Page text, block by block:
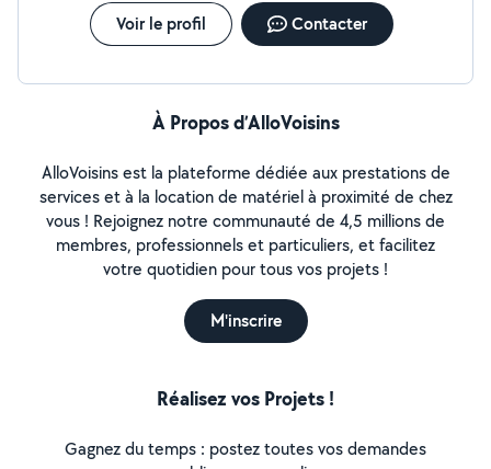
Voir le profil Contacter
À Propos d’AlloVoisins
AlloVoisins est la plateforme dédiée aux prestations de
services et à la location de matériel à proximité de chez
vous ! Rejoignez notre communauté de 4,5 millions de
membres, professionnels et particuliers, et facilitez
votre quotidien pour tous vos projets !
M'inscrire
Réalisez vos Projets !
Gagnez du temps : postez toutes vos demandes